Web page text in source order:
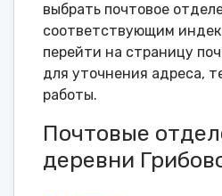
выбрать почтовое
соответствующим
перейти на страницу
для уточнения адреса,
работы.
Почтовые
деревни